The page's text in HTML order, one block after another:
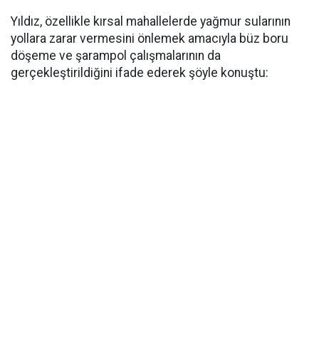
Yıldız, özellikle kırsal mahallelerde yağmur sularının
yollara zarar vermesini önlemek amacıyla büz boru
döşeme ve şarampol çalışmalarının da
gerçekleştirildiğini ifade ederek şöyle konuştu: